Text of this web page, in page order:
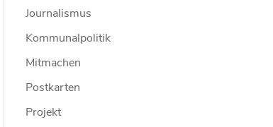
Journalismus
Kommunalpolitik
Mitmachen
Postkarten
Projekt